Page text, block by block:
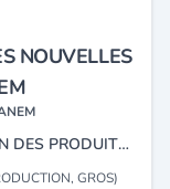
NOUVELLES
IMPORTATION ET COMMERCIALISATION DES PRODUITS, ÉQUIPEMENTS ET MATÉRIELS LIES AU DOMAINE DE L'AGRICULTURE
GROS)